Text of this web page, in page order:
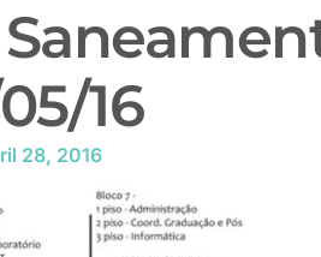
16
28, 2016